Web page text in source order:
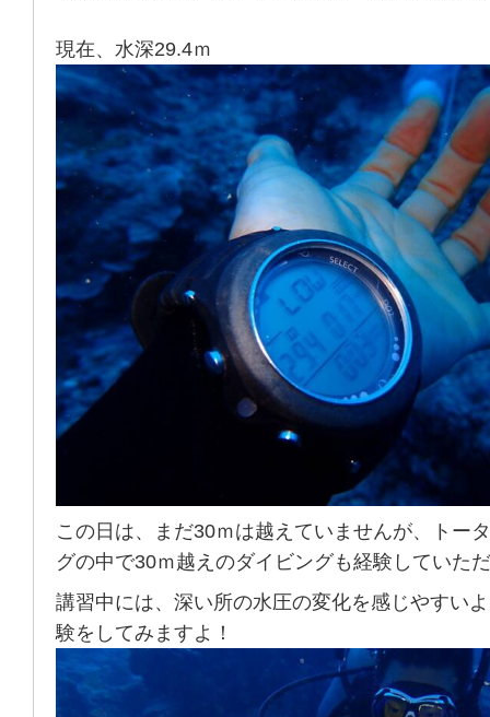
現在、水深29.4ｍ
この日は、まだ30ｍは越えていませんが、トー
グの中で30ｍ越えのダイビングも経験していた
講習中には、深い所の水圧の変化を感じやすい
験をしてみますよ！